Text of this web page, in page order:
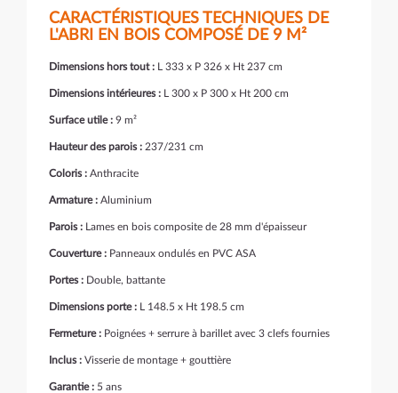
CARACTÉRISTIQUES TECHNIQUES DE
L'ABRI EN BOIS COMPOSÉ DE 9 M²
Dimensions hors tout : L 333 x P 326 x Ht 237 cm
Dimensions intérieures : L 300 x P 300 x Ht 200 cm
Surface utile : 9 m²
Hauteur des parois : 237/231 cm
Coloris : Anthracite
Armature : Aluminium
Parois : Lames en bois composite de 28 mm d'épaisseur
Couverture : Panneaux ondulés en PVC ASA
Portes : Double, battante
Dimensions porte : L 148.5 x Ht 198.5 cm
Fermeture : Poignées + serrure à barillet avec 3 clefs fournies
Inclus : Visserie de montage + gouttière
Garantie : 5 ans